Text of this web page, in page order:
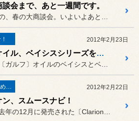
会まで、あと一週間です。
2012年2月23日
ガルフオイル、ベイシスシリーズをご使用中のお客様へ！
今日のお奨め商品! 2012年2月22日
、スムースナビ！